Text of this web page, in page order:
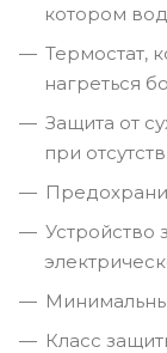
котором
Термостат,
нагреться
Защита от
при
Устройство
Класс